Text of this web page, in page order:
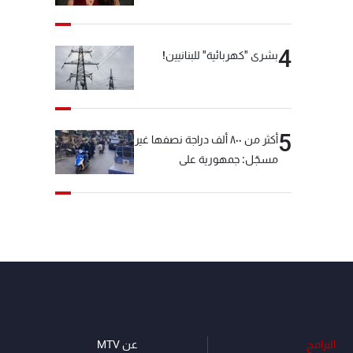
4بشرى "كهربائية" للبنانيين!
5
أكثر من ٨٠٠ ألف دراجة نصفها غير
مسجّل: جمهورية على
البرامج عن MTV